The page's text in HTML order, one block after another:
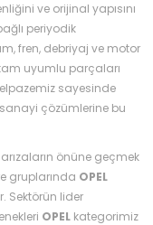
ve orijinal yapısını
periyodik
fren, debriyaj ve motor
uyumlu parçaları
sayesinde
çözümlerine bu
önüne geçmek
gruplarında OPEL
Sektörün lider
OPEL kategorimiz